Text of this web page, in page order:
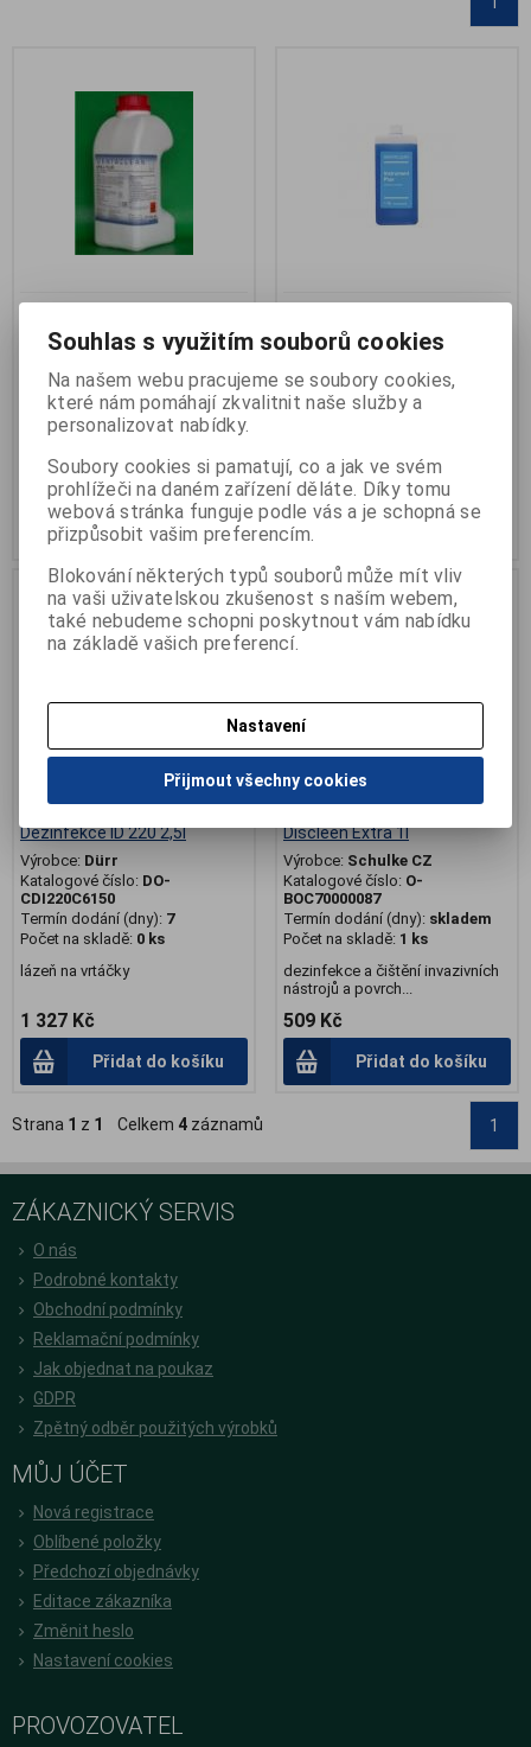
Výrobce: Dentaclean
M-9020216
Termín dodání (dny): 7
Počet na skladě: 0 ks
dezinfekce na čištění rotačních
853 Kč
Přidat do košíku
1l
Katalogové číslo:M-9001519
Termín dodání (dny):
dezinfekce - čištění nástrojů
825 Kč
Dezinfekce ID 220 2,5l
Výrobce: Dürr
Katalogové číslo: DO-
CDI220C6150
Termín dodání (dny): 7
Počet na skladě: 0 ks
lázeň na vrtáčky
1 327 Kč
Přidat do košíku
Discleen Extra 1l
Výrobce: Schulke CZ
Katalogové číslo: O-
BOC70000087
Termín dodání (dny): skladem
Počet na skladě: 1 ks
dezinfekce a čištění invazivních
nástrojů a povrch...
509 Kč
Přidat do košíku
Strana 1 z 1 Celkem 4 záznamů 1
ZÁKAZNICKÝ SERVIS
O nás
Podrobné kontakty
Obchodní podmínky
Reklamační podmínky
Jak objednat na poukaz
GDPR
Zpětný odběr použitých výrobků
MŮJ ÚČET
Nová registrace
Oblíbené položky
Předchozí objednávky
Editace zákazníka
Změnit heslo
Nastavení cookies
PROVOZOVATEL
Souhlas s využitím souborů cookies
Na našem webu pracujeme se soubory cookies,
které nám pomáhají zkvalitnit naše služby a
personalizovat nabídky.
Soubory cookies si pamatují, co a jak ve svém
prohlížeči na daném zařízení děláte. Díky tomu
webová stránka funguje podle vás a je schopná se
přizpůsobit vašim preferencím.
Blokování některých typů souborů může mít vliv
na vaši uživatelskou zkušenost s naším webem,
také nebudeme schopni poskytnout vám nabídku
na základě vašich preferencí.
Nastavení
Přijmout všechny cookies